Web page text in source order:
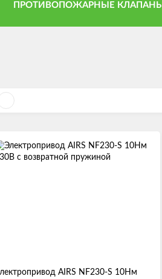
ПРОТИВОПОЖАРНЫЕ КЛАПАНЫ
AIRS NF230-S 10Нм